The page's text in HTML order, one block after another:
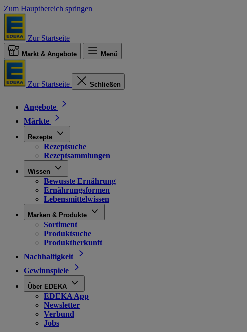
Zum Hauptbereich springen
Zur Startseite
Markt & Angebote Menü
Zur Startseite Schließen
Angebote
Märkte
Rezepte
Rezeptsuche
Rezeptsammlungen
Wissen
Bewusste Ernährung
Ernährungsformen
Lebensmittelwissen
Marken & Produkte
Sortiment
Produktsuche
Produktherkunft
Nachhaltigkeit
Gewinnspiele
Über EDEKA
EDEKA App
Newsletter
Verbund
Jobs